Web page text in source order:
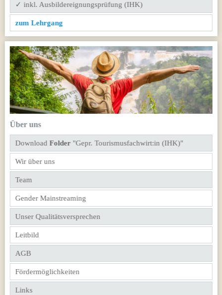
✓ inkl. Ausbildereignungsprüfung (IHK)
zum Lehrgang
Über uns
Download Folder"Gepr. Tourismusfachwirt:in (IHK)"
Wir über uns
Team
Gender Mainstreaming
Unser Qualitätsversprechen
Leitbild
AGB
Fördermöglichkeiten
Links